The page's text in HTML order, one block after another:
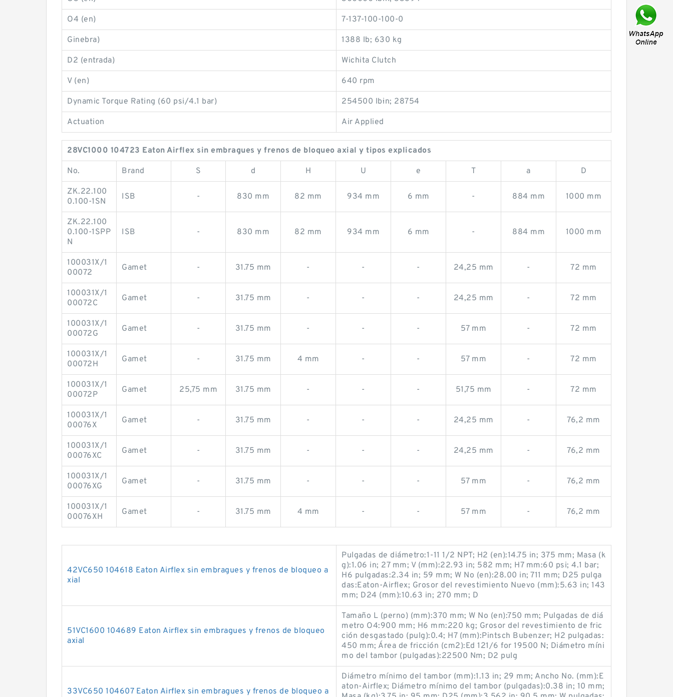
O4 (en) 7-137-100-100-0
Ginebra) 1388 lb; 630 kg
D2 (entrada) Wichita Clutch
V (en) 640 rpm
Dynamic Torque Rating (60 psi/4.1 bar) 254500 lb·in; 28754
Actuation Air Applied
28VC1000 104723 Eaton Airflex sin embragues y frenos de bloqueo axial y tipos explicados
No. Brand S d H U e T a D
ZK.22.100
0.100-1SN
ISB - 830 mm 82 mm 934 mm 6 mm - 884 mm 1000 mm
ZK.22.100
0.100-1SPP
N
ISB - 830 mm 82 mm 934 mm 6 mm - 884 mm 1000 mm
100031X/1
00072
Gamet - 31.75 mm - - - 24,25 mm - 72 mm
100031X/1
00072C
Gamet - 31.75 mm - - - 24,25 mm - 72 mm
100031X/1
00072G
Gamet - 31.75 mm - - - 57 mm - 72 mm
100031X/1
00072H
Gamet - 31.75 mm 4 mm - - 57 mm - 72 mm
100031X/1
00072P
Gamet 25,75 mm 31.75 mm - - - 51,75 mm - 72 mm
100031X/1
00076X
Gamet - 31.75 mm - - - 24,25 mm - 76,2 mm
100031X/1
00076XC
Gamet - 31.75 mm - - - 24,25 mm - 76,2 mm
100031X/1
00076XG
Gamet - 31.75 mm - - - 57 mm - 76,2 mm
100031X/1
00076XH
Gamet - 31.75 mm 4 mm - - 57 mm - 76,2 mm
42VC650 104618 Eaton Airflex sin embragues y frenos de bloqueo a
xial
Pulgadas de diámetro:1-11 1/2 NPT; H2 (en):14.75 in; 375 mm; Masa (k
g):1.06 in; 27 mm; V (mm):22.93 in; 582 mm; H7 mm:60 psi; 4.1 bar;
H6 pulgadas:2.34 in; 59 mm; W No (en):28.00 in; 711 mm; D25 pulga
das:Eaton-Airflex; Grosor del revestimiento Nuevo (mm):5.63 in; 143
mm; D24 (mm):10.63 in; 270 mm; D
51VC1600 104689 Eaton Airflex sin embragues y frenos de bloqueo
axial
Tamaño L (perno) (mm):370 mm; W No (en):750 mm; Pulgadas de diá
metro O4:900 mm; H6 mm:220 kg; Grosor del revestimiento de fric
ción desgastado (pulg):0.4; H7 (mm):Pintsch Bubenzer; H2 pulgadas:
450 mm; Área de fricción (cm2):Ed 121/6 for 19500 N; Diámetro míni
mo del tambor (pulgadas):22500 Nm; D2 pulg
33VC650 104607 Eaton Airflex sin embragues y frenos de bloqueo a
Diámetro mínimo del tambor (mm):1.13 in; 29 mm; Ancho No. (mm):E
aton-Airflex; Diámetro mínimo del tambor (pulgadas):0.38 in; 10 mm;